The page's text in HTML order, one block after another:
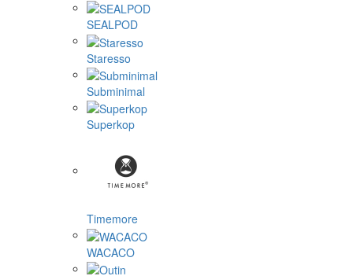
SEALPOD
Staresso
Subminimal
Superkop
Timemore
WACACO